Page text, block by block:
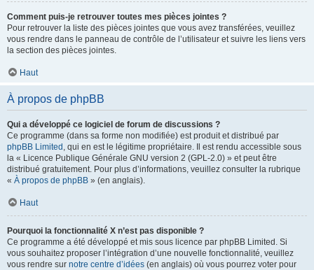
Comment puis-je retrouver toutes mes pièces jointes ?
Pour retrouver la liste des pièces jointes que vous avez transférées, veuillez
vous rendre dans le panneau de contrôle de l’utilisateur et suivre les liens vers
la section des pièces jointes.
Haut
À propos de phpBB
Qui a développé ce logiciel de forum de discussions ?
Ce programme (dans sa forme non modifiée) est produit et distribué par
phpBB Limited , qui en est le légitime propriétaire. Il est rendu accessible sous
la « Licence Publique Générale GNU version 2 (GPL-2.0) » et peut être
distribué gratuitement. Pour plus d’informations, veuillez consulter la rubrique
« À propos de phpBB » (en anglais).
Haut
Pourquoi la fonctionnalité X n’est pas disponible ?
Ce programme a été développé et mis sous licence par phpBB Limited. Si
vous souhaitez proposer l’intégration d’une nouvelle fonctionnalité, veuillez
vous rendre sur notre centre d’idées (en anglais) où vous pourrez voter pour